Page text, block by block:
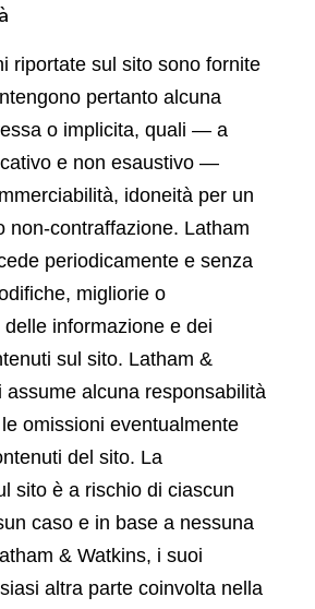
riportate sul sito sono fornite
pertanto alcuna
o implicita, quali — a
e non esaustivo —
idoneità per un
non-contraffazione. Latham
periodicamente e senza
migliorie o
informazione e dei
sul sito. Latham &
assume alcuna responsabilità
omissioni eventualmente
del sito. La
sito è a rischio di ciascun
caso e in base a nessuna
& Watkins, i suoi
altra parte coinvolta nella